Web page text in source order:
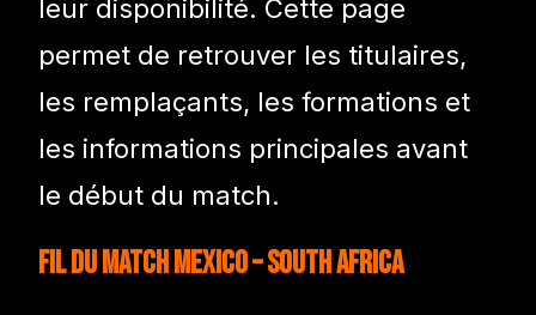
leur disponibilité. Cette page
permet de retrouver les titulaires,
les remplaçants, les formations et
les informations principales avant
le début du match.
Fil du match Mexico – South Africa